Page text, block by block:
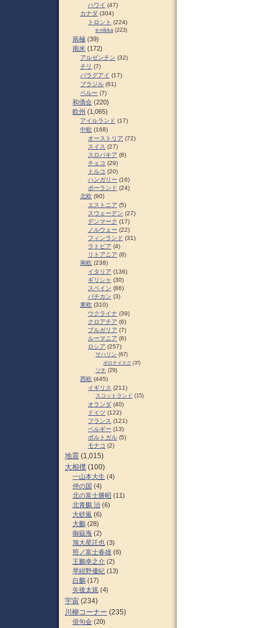
ハワイ (47)
カナダ (304)
トロント (224)
e-nikka (223)
南極 (39)
南米 (172)
アルゼンチン (32)
チリ (7)
パラグアイ (17)
ブラジル (61)
ペルー (7)
和僑会 (220)
欧州 (1,065)
アイルランド (17)
中欧 (168)
オーストリア (72)
スイス (27)
スロパキア (8)
チェコ (29)
トルコ (20)
ハンガリー (16)
ポーランド (24)
北欧 (90)
エストニア (5)
スウェーデン (27)
デンマーク (17)
ノルウェー (22)
フィンランド (31)
ラトビア (4)
リトアニア (8)
南欧 (238)
イタリア (136)
ギリシャ (30)
スペイン (86)
バチカン (3)
東欧 (310)
ウクライナ (39)
クロアチア (6)
ブルガリア (7)
ルーマニア (6)
ロシア (257)
サハリン (67)
ポロナイスク (37)
ソチ (29)
西欧 (445)
イギリス (211)
スコットランド (15)
オランダ (40)
ドイツ (122)
フランス (121)
ベルギー (13)
ポルトガル (5)
モナコ (2)
地震 (1,015)
大相撲 (100)
一山本大生 (4)
仲の国 (4)
北の富士勝昭 (11)
北青鵬 治 (6)
大砂嵐 (6)
大鵬 (28)
御嶽海 (2)
旭大星託也 (3)
照ノ富士春雄 (6)
王鵬幸之介 (2)
琴紺野優紀 (13)
白鵬 (17)
矢後太規 (4)
宇宙 (234)
川柳コーナー (235)
俳句会 (20)